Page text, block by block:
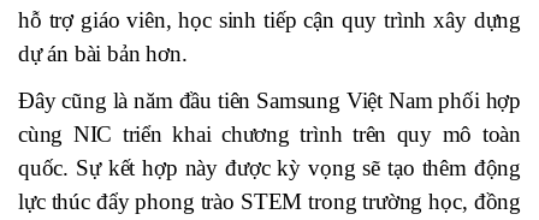
hỗ trợ giáo viên, học sinh tiếp cận quy trình xây dựng
dự án bài bản hơn.
Đây cũng là năm đầu tiên Samsung Việt Nam phối hợp
cùng NIC triển khai chương trình trên quy mô toàn
quốc. Sự kết hợp này được kỳ vọng sẽ tạo thêm động
lực thúc đẩy phong trào STEM trong trường học, đồng